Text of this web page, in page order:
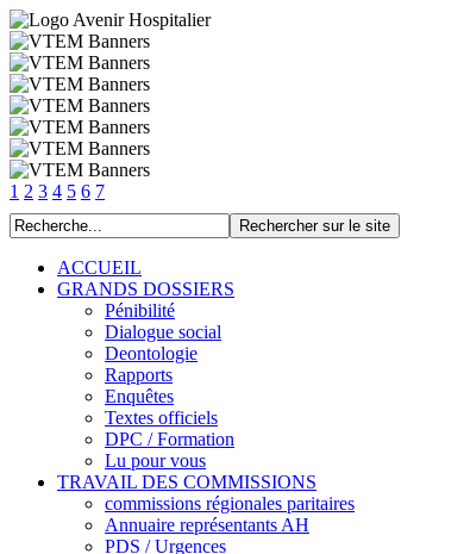
1 2 3 4 5 6 7
ACCUEIL
GRANDS DOSSIERS
Pénibilité
Dialogue social
Deontologie
Rapports
Enquêtes
Textes officiels
DPC / Formation
Lu pour vous
TRAVAIL DES COMMISSIONS
commissions régionales paritaires
Annuaire représentants AH
PDS / Urgences